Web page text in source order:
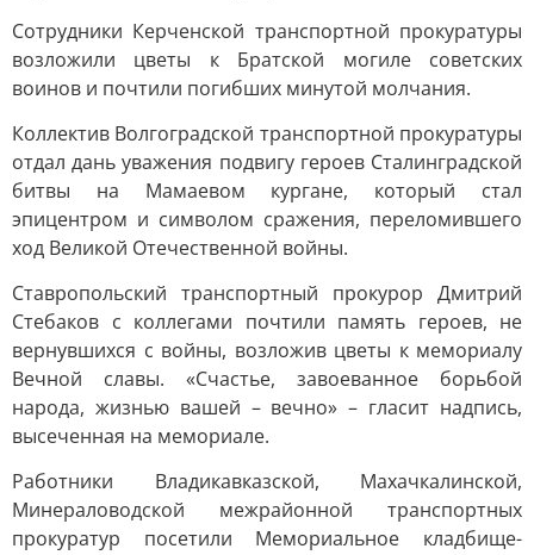
Сотрудники Керченской транспортной прокуратуры
возложили цветы к Братской могиле советских
воинов и почтили погибших минутой молчания.
Коллектив Волгоградской транспортной прокуратуры
отдал дань уважения подвигу героев Сталинградской
битвы на Мамаевом кургане, который стал
эпицентром и символом сражения, переломившего
ход Великой Отечественной войны.
Ставропольский транспортный прокурор Дмитрий
Стебаков с коллегами почтили память героев, не
вернувшихся с войны, возложив цветы к мемориалу
Вечной славы. «Счастье, завоеванное борьбой
народа, жизнью вашей – вечно» – гласит надпись,
высеченная на мемориале.
Работники Владикавказской, Махачкалинской,
Минераловодской межрайонной транспортных
прокуратур посетили Мемориальное кладбище-